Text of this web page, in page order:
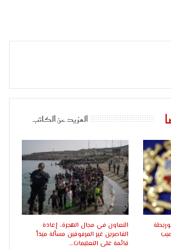
المزيد عن الكاتب
التعاون في مجال الهجرة.. إعادة
القاصرين غير المرفوقين مسألة مبدأ
قائمة على التعليمات…